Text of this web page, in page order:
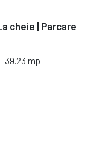
cheie | Parcare
39.23 mp